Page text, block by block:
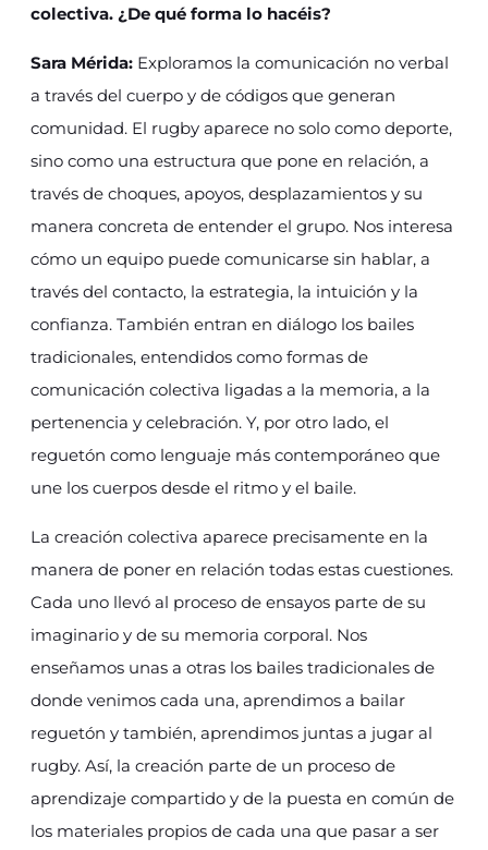
colectiva. ¿De qué forma lo hacéis?
Sara Mérida: Exploramos la comunicación no verbal
a través del cuerpo y de códigos que generan
comunidad. El rugby aparece no solo como deporte,
sino como una estructura que pone en relación, a
través de choques, apoyos, desplazamientos y su
manera concreta de entender el grupo. Nos interesa
cómo un equipo puede comunicarse sin hablar, a
través del contacto, la estrategia, la intuición y la
confianza. También entran en diálogo los bailes
tradicionales, entendidos como formas de
comunicación colectiva ligadas a la memoria, a la
pertenencia y celebración. Y, por otro lado, el
reguetón como lenguaje más contemporáneo que
une los cuerpos desde el ritmo y el baile.
La creación colectiva aparece precisamente en la
manera de poner en relación todas estas cuestiones.
Cada uno llevó al proceso de ensayos parte de su
imaginario y de su memoria corporal. Nos
enseñamos unas a otras los bailes tradicionales de
donde venimos cada una, aprendimos a bailar
reguetón y también, aprendimos juntas a jugar al
rugby. Así, la creación parte de un proceso de
aprendizaje compartido y de la puesta en común de
los materiales propios de cada una que pasar a ser